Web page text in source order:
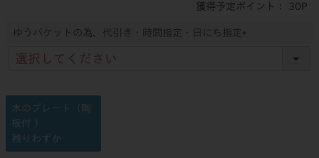
30
ゆうパケットの為、代引き・時間指定・日にち指定
木のプレート（陶
板付 ）
残りわずか